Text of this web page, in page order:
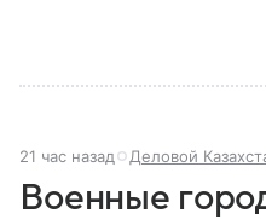
21 час назад Деловой
Военные